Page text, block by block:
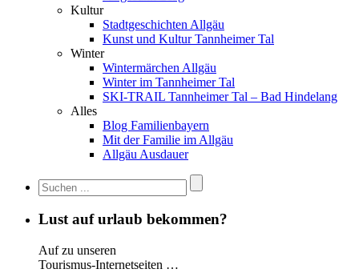
Kultur
Stadtgeschichten Allgäu
Kunst und Kultur Tannheimer Tal
Winter
Wintermärchen Allgäu
Winter im Tannheimer Tal
SKI-TRAIL Tannheimer Tal – Bad Hindelang
Alles
Blog Familienbayern
Mit der Familie im Allgäu
Allgäu Ausdauer
Lust auf urlaub bekommen?
Auf zu unseren
Tourismus-Internetseiten …